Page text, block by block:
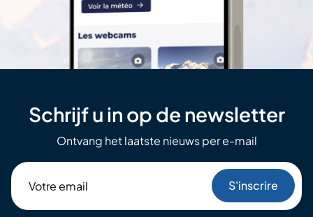
Schrijf u in op de newsletter
Ontvang het laatste nieuws per e-mail
email